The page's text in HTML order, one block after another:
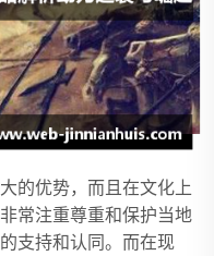
的优势，而且在文化上
常注重尊重和保护当地
支持和认同。而在现